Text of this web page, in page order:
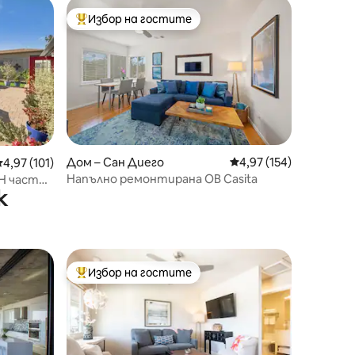
оценка: 4,97 от 5, 101 отзива
4,97 (101)
частен
Най-популярен избор на гостите
Избор на гостите
Дом – Сан Диего Средна оценка: 4,97
4,97 (154)
Напълно ремонтирана OB Casita
Най-популярен избор на гостите
Избор на гостите